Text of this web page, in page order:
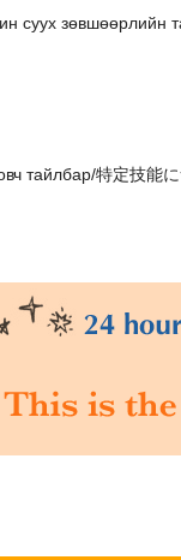
суух зөвшөөрлийн
тайлбар/特定技